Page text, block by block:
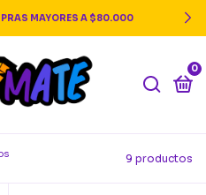
MAYORES A $80.000
0
9 productos